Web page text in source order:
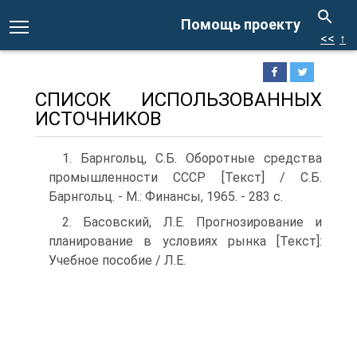
Помощь проекту
<< ↑
СПИСОК ИСПОЛЬЗОВАННЫХ
ИСТОЧНИКОВ
1. Барнгольц, С.Б. Оборотные средства
промышленности СССР [Текст] / С.Б.
Барнгольц. - М.: Финансы, 1965. - 283 с.
2. Басовский, Л.Е. Прогнозирование и
планирование в условиях рынка [Текст]:
Учебное пособие / Л.Е.